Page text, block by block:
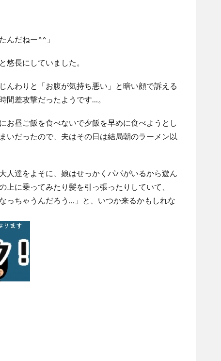
んだねー^^」
悠長にしていました。
んわりと「お腹が気持ち悪い」と暗い顔で訴える
間差攻撃だったようです…。
お昼ご飯を食べないで夕飯を早めに食べようとし
いだったので、夫はその日は結局朝のラーメン以
人達をよそに、娘はせっかくパパがいるから遊ん
に乗ってみたり髪を引っ張ったりしていて、
っちゃうんだろう…」と、いつか来るかもしれな